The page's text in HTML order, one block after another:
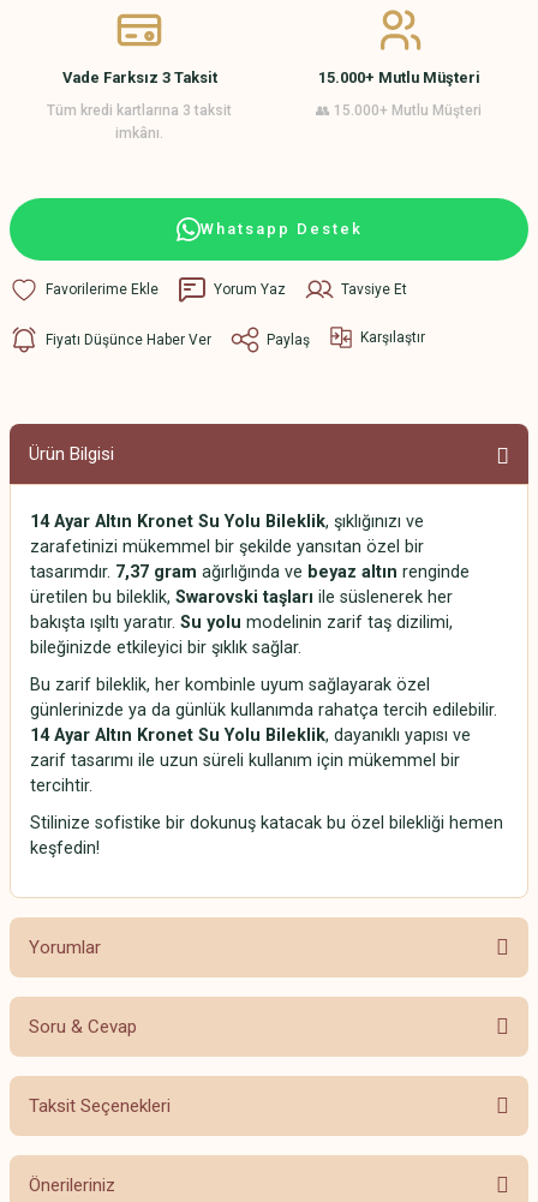
Vade Farksız 3 Taksit
Tüm kredi kartlarına 3 taksit
imkânı.
15.000+ Mutlu Müşteri
👥 15.000+ Mutlu Müşteri
Whatsapp Destek
Yorum Yaz Tavsiye Et
Fiyatı Düşünce Haber Ver Paylaş Karşılaştır
Ürün Bilgisi
14 Ayar Altın Kronet Su Yolu Bileklik, şıklığınızı ve
zarafetinizi mükemmel bir şekilde yansıtan özel bir
tasarımdır. 7,37 gram ağırlığında ve beyaz altın renginde
üretilen bu bileklik, Swarovski taşları ile süslenerek her
bakışta ışıltı yaratır. Su yolu modelinin zarif taş dizilimi,
bileğinizde etkileyici bir şıklık sağlar.
Bu zarif bileklik, her kombinle uyum sağlayarak özel
günlerinizde ya da günlük kullanımda rahatça tercih edilebilir.
14 Ayar Altın Kronet Su Yolu Bileklik, dayanıklı yapısı ve
zarif tasarımı ile uzun süreli kullanım için mükemmel bir
tercihtir.
Stilinize sofistike bir dokunuş katacak bu özel bilekliği hemen
keşfedin!
Yorumlar
Bu ürüne ilk yorumu siz yapın!
Soru & Cevap
Ürün hakkında henüz soru sorulmamış.
Taksit Seçenekleri
Önerileriniz